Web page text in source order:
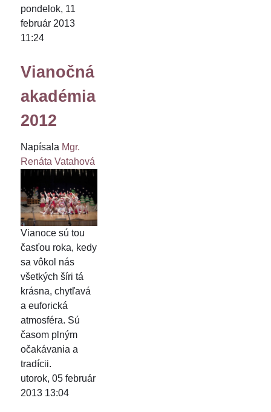
pondelok, 11
február 2013
11:24
Vianočná
akadémia
2012
Napísala Mgr.
Renáta Vatahová
Vianoce sú tou
časťou roka, kedy
sa vôkol nás
všetkých šíri tá
krásna, chytľavá
a euforická
atmosféra. Sú
časom plným
očakávania a
tradícii.
utorok, 05 február
2013 13:04